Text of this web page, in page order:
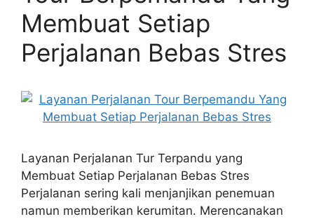
Membuat Setiap
Perjalanan Bebas Stres
Layanan Perjalanan Tur Terpandu yang
Membuat Setiap Perjalanan Bebas Stres
Perjalanan sering kali menjanjikan penemuan
namun memberikan kerumitan. Merencanakan